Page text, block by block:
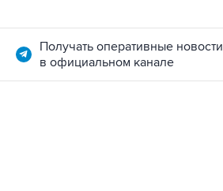
Получать оперативные новости
в официальном канале